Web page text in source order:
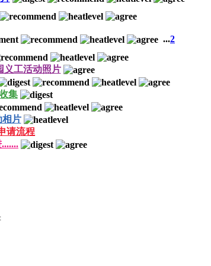
...2
义工活动照片
集
相片
请流程